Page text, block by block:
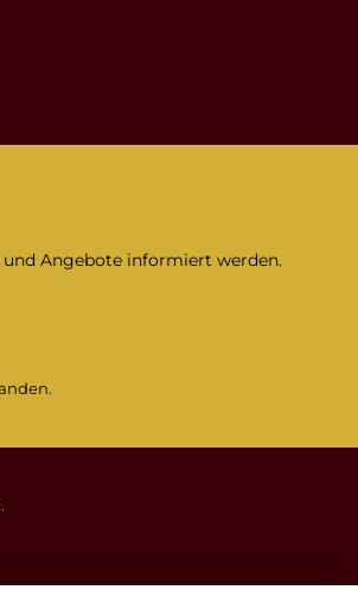
Angebote informiert werden.